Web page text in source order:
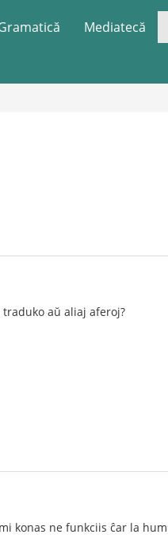
Mediatecă
aŭ aliaj aferoj?
konas ne funkciis ĉar la